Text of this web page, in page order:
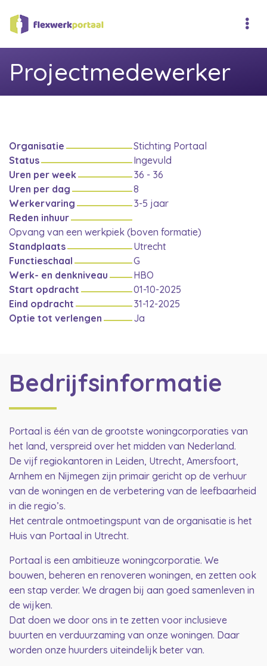
Projectmedewerker
Organisatie
Stichting Portaal
Status
Ingevuld
Uren per week
36 - 36
Uren per dag
8
Werkervaring
3-5 jaar
Reden inhuur
Opvang van een werkpiek (boven formatie)
Standplaats
Utrecht
Functieschaal
G
Werk- en denkniveau
HBO
Start opdracht
01-10-2025
Eind opdracht
31-12-2025
Optie tot verlengen
Ja
Bedrijfsinformatie
Portaal is één van de grootste woningcorporaties van
het land, verspreid over het midden van Nederland.
De vijf regiokantoren in Leiden, Utrecht, Amersfoort,
Arnhem en Nijmegen zijn primair gericht op de verhuur
van de woningen en de verbetering van de leefbaarheid
in die regio’s.
Het centrale ontmoetingspunt van de organisatie is het
Huis van Portaal in Utrecht.
Portaal is een ambitieuze woningcorporatie. We
bouwen, beheren en renoveren woningen, en zetten ook
een stap verder. We dragen bij aan goed samenleven in
de wijken.
Dat doen we door ons in te zetten voor inclusieve
buurten en verduurzaming van onze woningen. Daar
worden onze huurders uiteindelijk beter van.